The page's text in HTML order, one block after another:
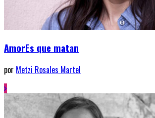
AmorEs que matan
por Metzi Rosales Martel